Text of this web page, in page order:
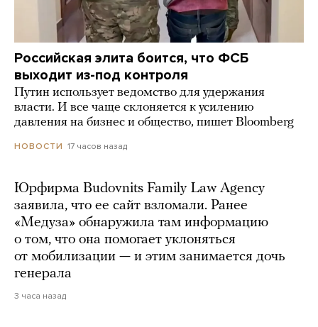
Российская элита боится, что ФСБ
выходит из-под контроля
Путин использует ведомство для удержания
власти. И все чаще склоняется к усилению
давления на бизнес и общество, пишет Bloomberg
НОВОСТИ 17 часов назад
Юрфирма Budovnits Family Law Agency
заявила, что ее сайт взломали. Ранее
«Медуза» обнаружила там информацию
о том, что она помогает уклоняться
от мобилизации — и этим занимается дочь
генерала
3 часа назад